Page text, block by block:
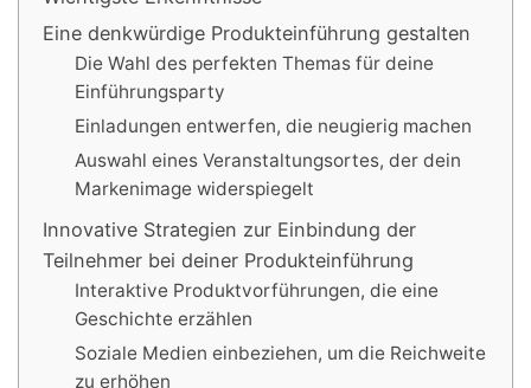
Eine denkwürdige Produkteinführung gestalten
Die Wahl des perfekten Themas für deine
Einführungsparty
Einladungen entwerfen, die neugierig machen
Auswahl eines Veranstaltungsortes, der dein
Markenimage widerspiegelt
Innovative Strategien zur Einbindung der
Teilnehmer bei deiner Produkteinführung
Interaktive Produktvorführungen, die eine
Geschichte erzählen
Soziale Medien einbeziehen, um die Reichweite
zu erhöhen